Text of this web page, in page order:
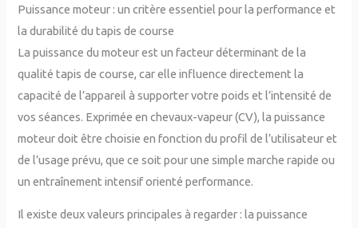
Puissance moteur : un critère essentiel pour la performance et
la durabilité du tapis de course
La puissance du moteur est un facteur déterminant de la
qualité tapis de course, car elle influence directement la
capacité de l’appareil à supporter votre poids et l’intensité de
vos séances. Exprimée en chevaux-vapeur (CV), la puissance
moteur doit être choisie en fonction du profil de l’utilisateur et
de l’usage prévu, que ce soit pour une simple marche rapide ou
un entraînement intensif orienté performance.
Il existe deux valeurs principales à regarder : la puissance